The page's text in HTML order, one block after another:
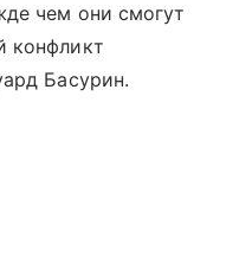
чем они смогут
конфликт
Басурин.